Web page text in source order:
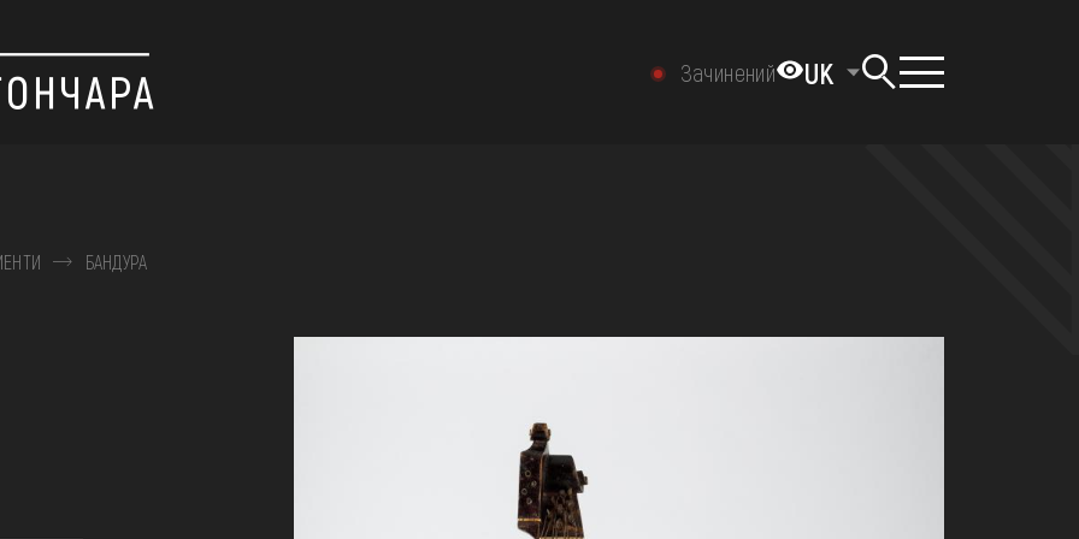
Зачинений UK
БАНДУРА